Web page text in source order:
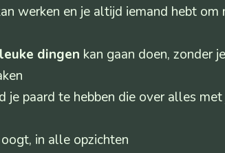
werken en je altijd iemand hebt om
leuke dingen kan gaan doen, zonder je
je paard te hebben die over alles
oogt, in alle opzichten